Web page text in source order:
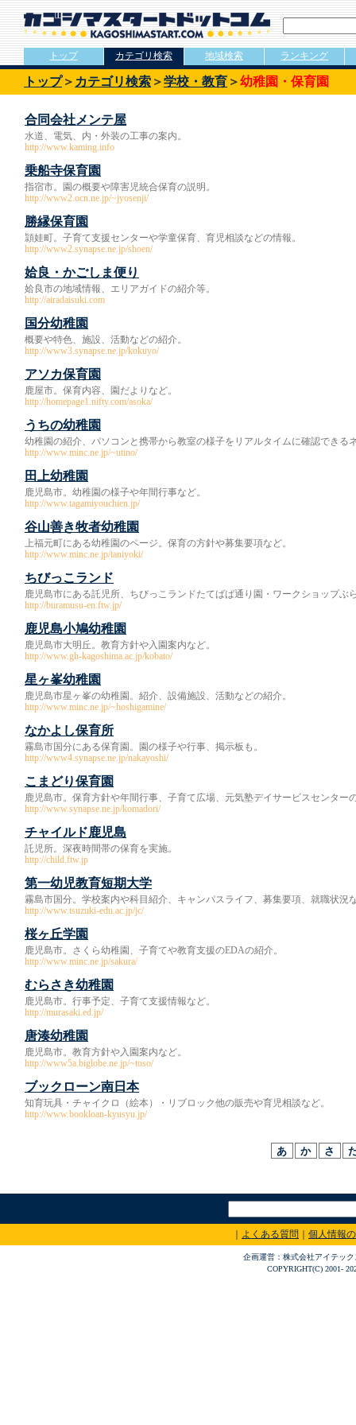
トップ カテゴリ検索 地域検索 ランキング
トップ＞ カテゴリ検索 ＞学校・教育 ＞幼稚園・保育園
合同会社メンテ屋
水道、電気、内・外装の工事の案内。
http://www.kaming.info
乗船寺保育園
指宿市。園の概要や障害児統合保育の説明。
http://www2.ocn.ne.jp/~jyosenji/
勝縁保育園
頴娃町。子育て支援センターや学童保育、育児相談などの情報。
http://www2.synapse.ne.jp/shoen/
姶良・かごしま便り
姶良市の地域情報、エリアガイドの紹介等。
http://airadaisuki.com
国分幼稚園
概要や特色、施設、活動などの紹介。
http://www3.synapse.ne.jp/kokuyo/
アソカ保育園
鹿屋市。保育内容、園だよりなど。
http://homepage1.nifty.com/asoka/
うちの幼稚園
幼稚園の紹介、パソコンと携帯から教室の様子をリアルタイムに確認できる
http://www.minc.ne.jp/~utino/
田上幼稚園
鹿児島市。幼稚園の様子や年間行事など。
http://www.tagamiyouchien.jp/
谷山善き牧者幼稚園
上福元町にある幼稚園のページ。保育の方針や募集要項など。
http://www.minc.ne.jp/taniyoki/
ちびっこランド
鹿児島市にある託児所、ちびっこランドたてばば通り園・ワークショップ
http://buramusu-en.ftw.jp/
鹿児島小鳩幼稚園
鹿児島市大明丘。教育方針や入園案内など。
http://www.gh-kagoshima.ac.jp/kobato/
星ヶ峯幼稚園
鹿児島市星ヶ峯の幼稚園。紹介、設備施設、活動などの紹介。
http://www.minc.ne.jp/~hoshigamine/
なかよし保育所
霧島市国分にある保育園。園の様子や行事、掲示板も。
http://www4.synapse.ne.jp/nakayoshi/
こまどり保育園
鹿児島市。保育方針や年間行事、子育て広場、元気塾デイサービスセンター
http://www.synapse.ne.jp/komadori/
チャイルド鹿児島
託児所。深夜時間帯の保育を実施。
http://child.ftw.jp
第一幼児教育短期大学
霧島市国分。学校案内や科目紹介、キャンパスライフ、募集要項、就職状況
http://www.tsuzuki-edu.ac.jp/jc/
桜ヶ丘学園
鹿児島市。さくら幼稚園、子育てや教育支援のEDAの紹介。
http://www.minc.ne.jp/sakura/
むらさき幼稚園
鹿児島市。行事予定、子育て支援情報など。
http://murasaki.ed.jp/
唐湊幼稚園
鹿児島市。教育方針や入園案内など。
http://www5a.biglobe.ne.jp/~toso/
ブックローン南日本
知育玩具・チャイクロ（絵本）・リブロック他の販売や育児相談など。
http://www.bookloan-kyusyu.jp/
よくある質問 個人情報
企画運営：株式会社アイテッ
COPYRIGHT(C) 2001-